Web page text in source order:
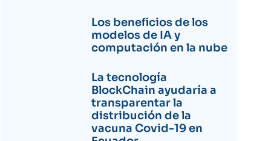
Los beneficios de los
modelos de IA y
computación en la nube
La tecnología
BlockChain ayudaría a
transparentar la
distribución de la
vacuna Covid-19 en